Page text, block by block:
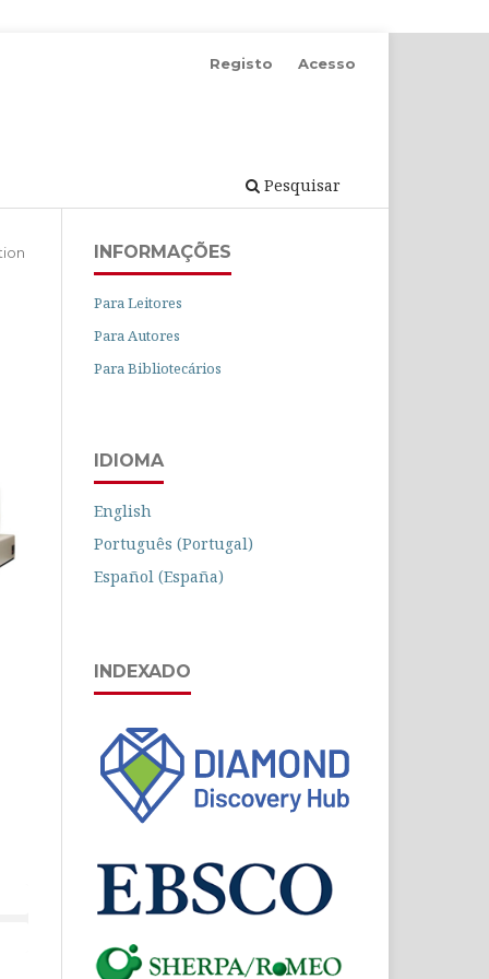
Pesquisar
Registo Acesso
INFORMAÇÕES
Para Leitores
Para Autores
Para Bibliotecários
IDIOMA
English
Português (Portugal)
Español (España)
INDEXADO